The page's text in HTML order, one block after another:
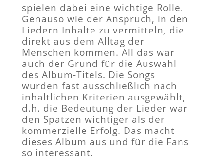
spielen dabei eine wichtige Rolle.
Genauso wie der Anspruch, in den
Liedern Inhalte zu vermitteln, die
direkt aus dem Alltag der
Menschen kommen. All das war
auch der Grund für die Auswahl
des Album-Titels. Die Songs
wurden fast ausschließlich nach
inhaltlichen Kriterien ausgewählt,
d.h. die Bedeutung der Lieder war
den Spatzen wichtiger als der
kommerzielle Erfolg. Das macht
dieses Album aus und für die Fans
so interessant.